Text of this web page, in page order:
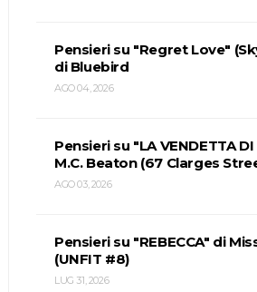
Pensieri su "Regret Love"
di Bluebird
AGO 04, 2026
Pensieri su "LA VENDETTA
M.C. Beaton (67 Clarges
AGO 03, 2026
Pensieri su "REBECCA" di
(UNFIT #8)
LUG 31, 2026